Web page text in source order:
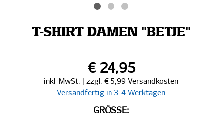
T-SHIRT DAMEN "BETJE"
€ 24,95
inkl. MwSt. | zzgl. € 5,99 Versandkosten
Versandfertig in 3-4 Werktagen
GRÖSSE: